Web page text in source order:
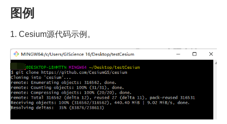
图例
1. Cesium源代码示例。